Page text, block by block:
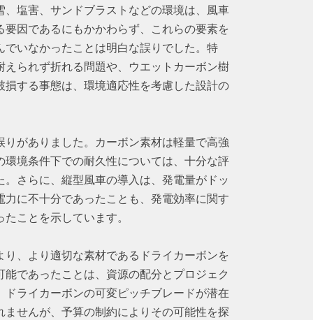
、塩害、サンドブラストなどの環境は、風車
因であるにもかかわらず、これらの要素を
いなかったことは明白な誤りでした。特
られず折れる問題や、ウエットカーボン樹
する事態は、環境適応性を考慮した設計の
がありました。カーボン素材は軽量で高強
境条件下での耐久性については、十分な評
さらに、縦型風車の導入は、発電量がドッ
に不十分であったことも、発電効率に関す
ことを示しています。
、より適切な素材であるドライカーボンを
であったことは、資源の配分とプロジェク
ドライカーボンの可変ピッチブレードが潜在
せんが、予算の制約によりその可能性を探